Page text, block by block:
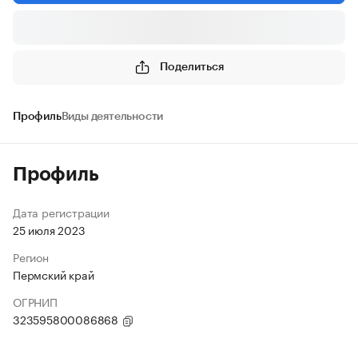
Поделиться
ПрофильВиды деятельности
Профиль
Дата регистрации
25 июля 2023
Регион
Пермский край
ОГРНИП
323595800086868